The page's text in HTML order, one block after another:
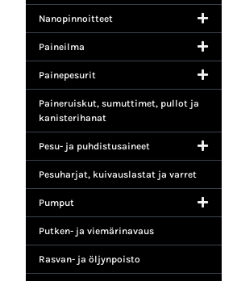
Nanopinnoitteet
Paineilma
Painepesurit
Paineruiskut, sumuttimet, pullot ja
kanisterihanat
Pesu- ja puhdistusaineet
Pesuharjat, kuivauslastat ja varret
Pumput
Putken- ja viemärinavaus
Rasvan- ja öljynpoisto